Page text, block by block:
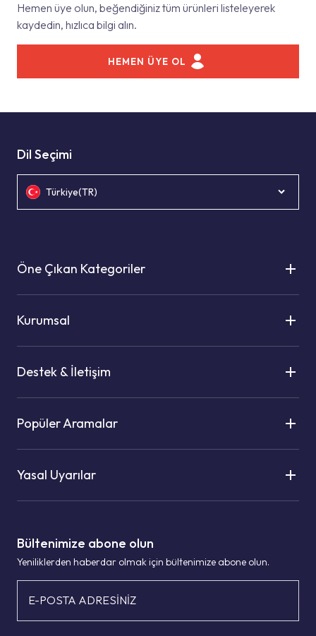
Hemen üye olun, beğendiğiniz tüm ürünleri listeleyerek
kaydedin, hızlıca bilgi alın.
HEMEN ÜYE OL
Bültenimize abone olun
Yeniliklerden haberdar olmak için bültenimize abone olun.
E-POSTA ADRESİNİZ
Dil Seçimi
Türkiye(TR)
Öne Çıkan Kategoriler
Kurumsal
Destek & İletişim
Popüler Aramalar
Yasal Uyarılar